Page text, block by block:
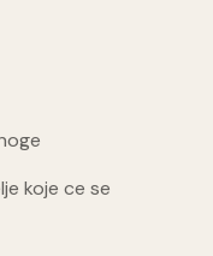
koje ce se